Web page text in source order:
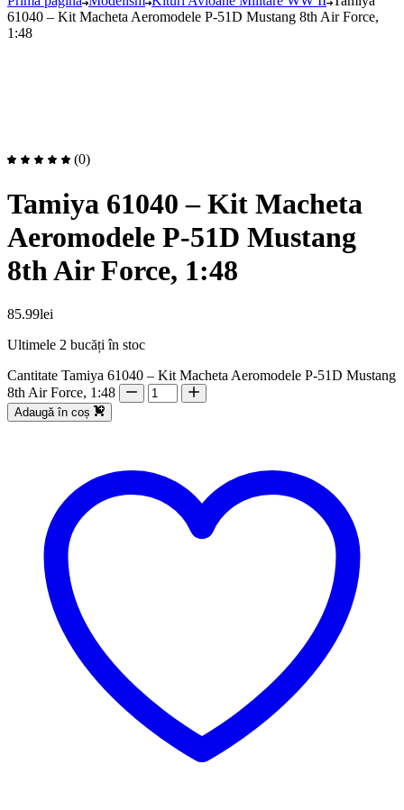
61040 – Kit Macheta Aeromodele P-51D Mustang 8th Air Force,
1:48
(0)
Tamiya 61040 – Kit Macheta
Aeromodele P-51D Mustang
8th Air Force, 1:48
85.99lei
Ultimele 2 bucăți în stoc
Cantitate Tamiya 61040 – Kit Macheta Aeromodele P-51D Mustang
8th Air Force, 1:48
Adaugă în coș